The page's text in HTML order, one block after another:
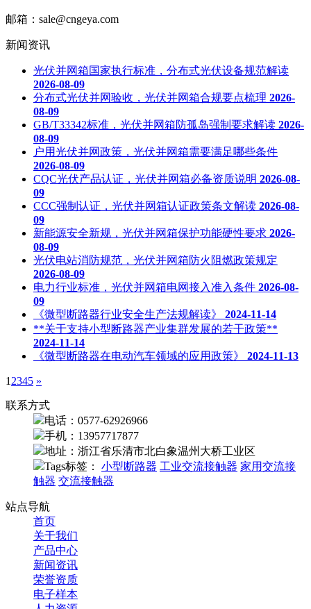
邮箱：sale@cngeya.com
新闻资讯
光伏并网箱国家执行标准，分布式光伏设备规范解读
2026-08-09
分布式光伏并网验收，光伏并网箱合规要点梳理 2026-
08-09
GB/T33342标准，光伏并网箱防孤岛强制要求解读 2026-
08-09
户用光伏并网政策，光伏并网箱需要满足哪些条件
2026-08-09
CQC光伏产品认证，光伏并网箱必备资质说明 2026-08-
09
CCC强制认证，光伏并网箱认证政策条文解读 2026-08-
09
新能源安全新规，光伏并网箱保护功能硬性要求 2026-
08-09
光伏电站消防规范，光伏并网箱防火阻燃政策规定
2026-08-09
电力行业标准，光伏并网箱电网接入准入条件 2026-08-
09
《微型断路器行业安全生产法规解读》
2024-11-14
**关于支持小型断路器产业集群发展的若干政策**
2024-11-14
《微型断路器在电动汽车领域的应用政策》
2024-11-13
1 2345 »
联系方式
电话：0577-62926966
手机：13957717877
地址：浙江省乐清市北白象温州大桥工业区
Tags标签： 小型断路器 工业交流接触器 家用交流接
触器 交流接触器
站点导航
首页
关于我们
产品中心
新闻资讯
荣誉资质
电子样本